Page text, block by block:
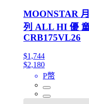
MOONSTAR
列 ALL HI 優
CRB175VL26
$1,744
$2,180
P幣